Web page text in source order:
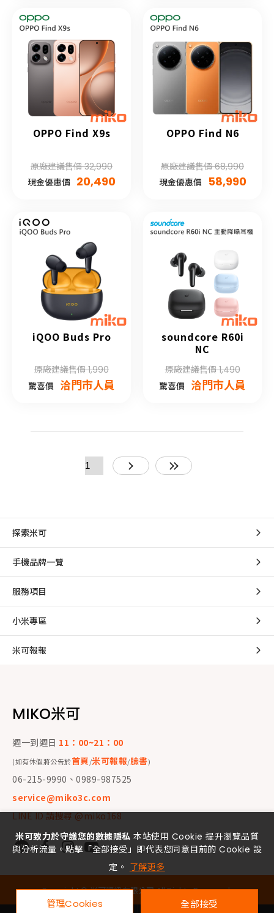
OPPO Find X9s
原廠建議售價 32,990
現金優惠價 20,490
OPPO Find N6
原廠建議售價 68,990
現金優惠價
58,990
iQOO Buds Pro
原廠建議售價 1,990
驚喜價 洽門市人員
soundcore R60i
NC
原廠建議售價 1,490
驚喜價 洽門市人員
探索米可
手機品牌一覽
服務項目
小米專區
米可報報
MIKO米可
週一到週日 11：00~21：00
(如有休假將公告於首頁/米可報報/臉書)
06-215-9990、0989-987525
service@miko3c.com
LINE ID 請搜尋 @miko168
Copyright ©米可資訊有限公司All Rights Reserved.
米可致力於守護您的數據隱私 本站使用 Cookie 提升瀏覽品質
與分析流量。點擊「全部接受」即代表您同意目前的 Cookie 設
定。 了解更多
管理Cookies 全部接受